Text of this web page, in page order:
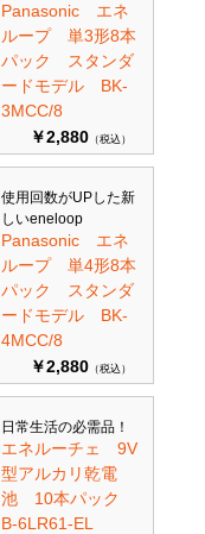
Panasonic エネ
ループ 単3形8本
パック スタンダ
ードモデル BK-
3MCC/8
￥2,880 （税込）
使用回数がUPした新
しいeneloop
Panasonic エネ
ループ 単4形8本
パック スタンダ
ードモデル BK-
4MCC/8
￥2,880 （税込）
日常生活の必需品！
エネルーチェ 9V
型アルカリ乾電
池 10本パック
B-6LR61-EL